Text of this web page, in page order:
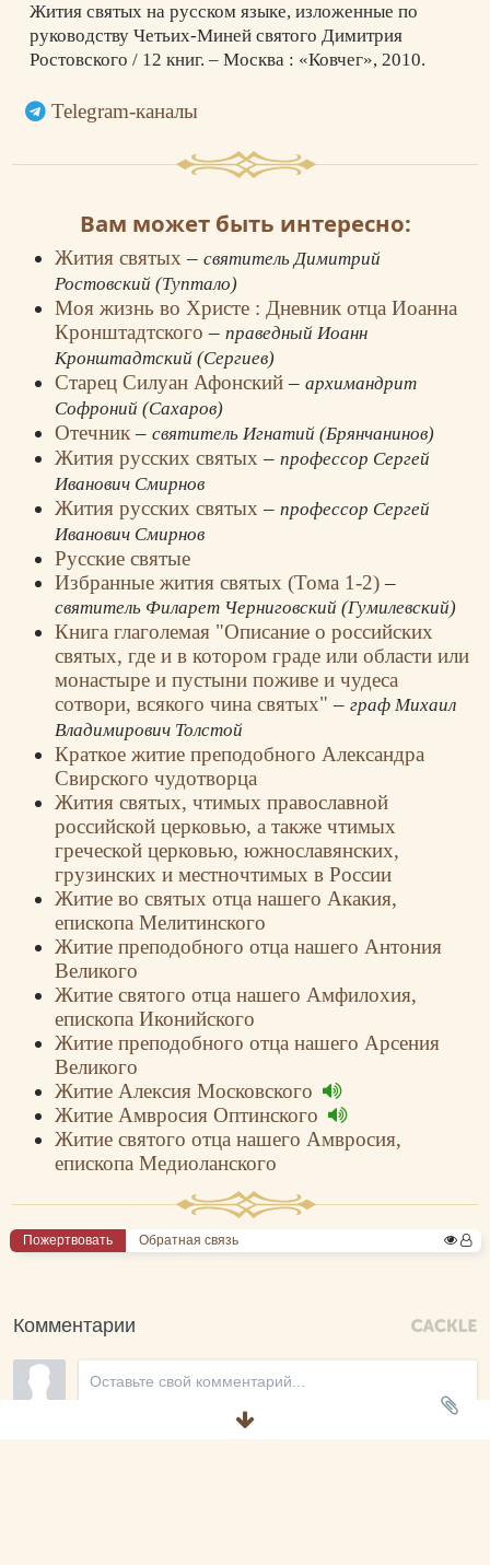
Жития святых на русском языке, изложенные по
руководству Четьих-Миней святого Димитрия
Ростовского / 12 книг. – Москва : «Ковчег», 2010.
Telegram-каналы
Вам может быть интересно:
Жития святых– святитель Димитрий
Ростовский (Туптало)
Моя жизнь во Христе : Дневник отца Иоанна
Кронштадтского– праведный Иоанн
Кронштадтский (Сергиев)
Старец Силуан Афонский– архимандрит
Софроний (Сахаров)
Отечник– святитель Игнатий (Брянчанинов)
Жития русских святых– профессор Сергей
Иванович Смирнов
Жития русских святых– профессор Сергей
Иванович Смирнов
Русские святые
Избранные жития святых (Тома 1-2)–
святитель Филарет Черниговский (Гумилевский)
Книга глаголемая "Описание о российских
святых, где и в котором граде или области или
монастыре и пустыни поживе и чудеса
сотвори, всякого чина святых"– граф Михаил
Владимирович Толстой
Краткое житие преподобного Александра
Свирского чудотворца
Жития святых, чтимых православной
российской церковью, а также чтимых
греческой церковью, южнославянских,
грузинских и местночтимых в России
Житие во святых отца нашего Акакия,
епископа Мелитинского
Житие преподобного отца нашего Антония
Великого
Житие святого отца нашего Амфилохия,
епископа Иконийского
Житие преподобного отца нашего Арсения
Великого
Житие Алексия Московского
Житие Амвросия Оптинского
Житие святого отца нашего Амвросия,
епископа Медиоланского
Пожертвовать Обратная связь
Комментарии